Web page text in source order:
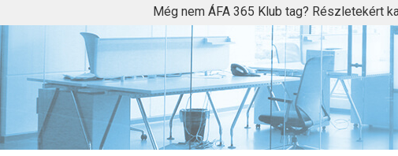
Még nem ÁFA 365 Klub tag? Részletekért